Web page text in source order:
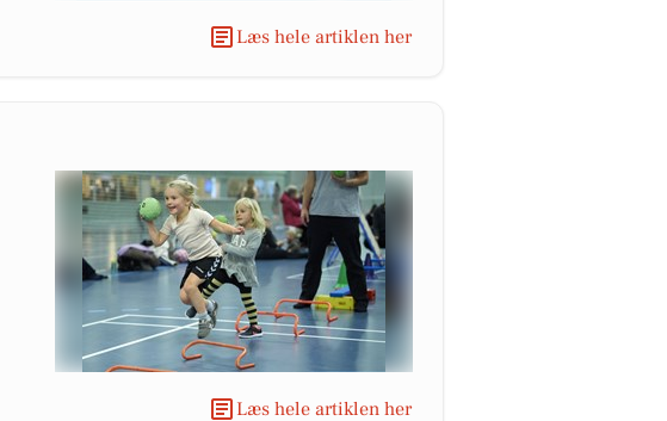
Læs hele artiklen her
Læs hele artiklen her